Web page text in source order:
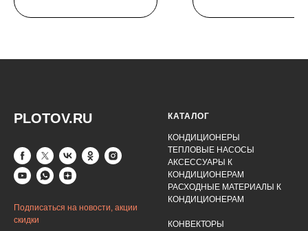
PLOTOV.RU
Подписаться на новости, акции
скидки
КАТАЛОГ
КОНДИЦИОНЕРЫ
ТЕПЛОВЫЕ НАСОСЫ
АКСЕССУАРЫ К
КОНДИЦИОНЕРАМ
РАСХОДНЫЕ МАТЕРИАЛЫ К
КОНДИЦИОНЕРАМ
КОНВЕКТОРЫ